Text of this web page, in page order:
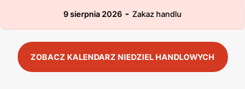
9 sierpnia 2026 - Zakaz handlu
ZOBACZ KALENDARZ NIEDZIEL HANDLOWYCH